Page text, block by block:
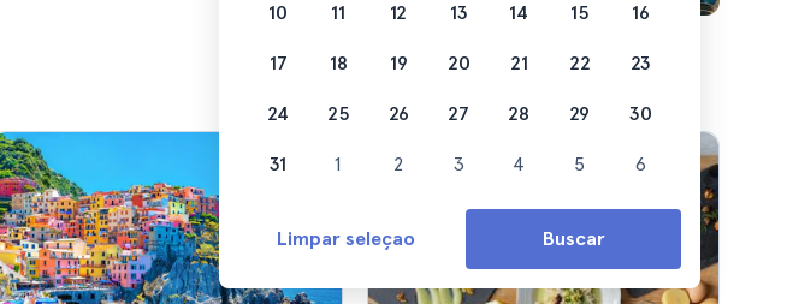
10 11 12 13 14 15 16
17 18 19 20 21 22 23
24 25 26 27 28 29 30
31 1 2 3 4 5 6
Limpar seleçao Buscar